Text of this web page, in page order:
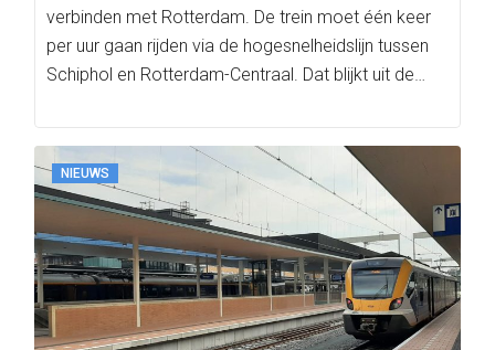
verbinden met Rotterdam. De trein moet één keer
per uur gaan rijden via de hogesnelheidslijn tussen
Schiphol en Rotterdam-Centraal. Dat blijkt uit de…
NIEUWS